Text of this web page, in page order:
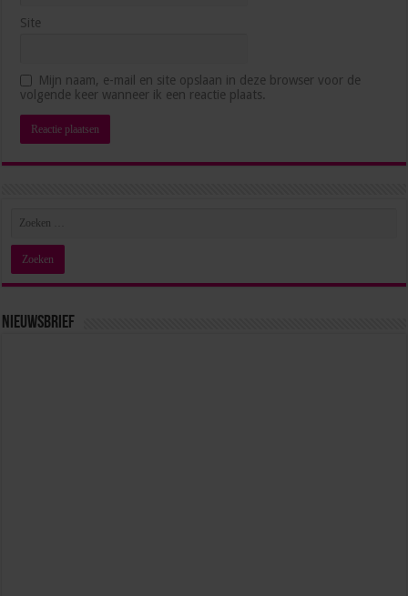
Site
Mijn naam, e-mail en site opslaan in deze browser voor de
volgende keer wanneer ik een reactie plaats.
Nieuwsbrief